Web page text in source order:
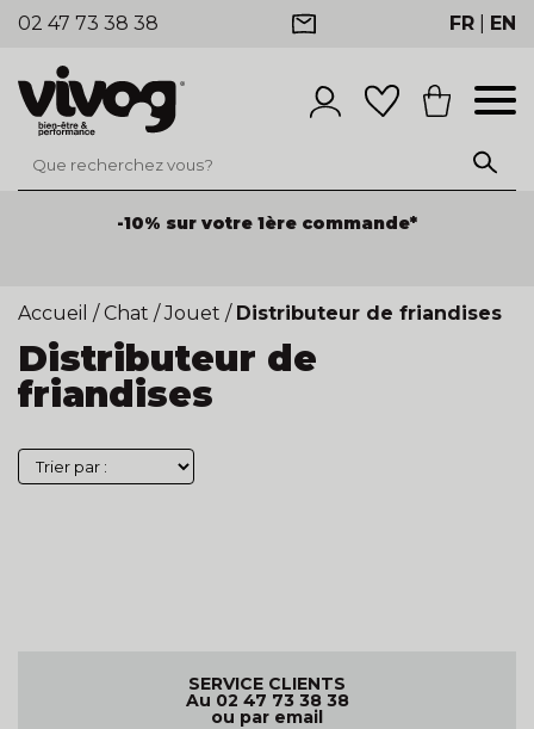
02 47 73 38 38 FR EN
-10% sur votre 1ère commande*
Accueil / Chat / Jouet / Distributeur de friandises
Distributeur de
friandises
SERVICE CLIENTS
Au 02 47 73 38 38
ou par email